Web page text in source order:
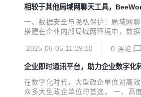
相较于其他局域网聊天工具，
一、数据安全与隐私保护：局域网
搭建在企业内部局域网环境中，数
要求。 二、功能深度与场景覆盖：
2025-06-05 11:29:18 0 评论
企业即时通讯平台，助力企业数字化
在数字化时代，大型政企单位对高
众多大型政企单位的首选。 一、高